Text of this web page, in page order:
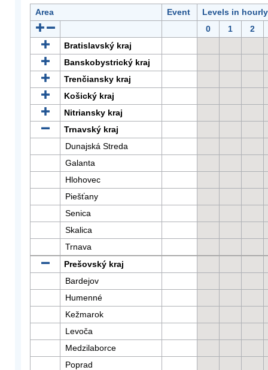
Area Event
Levels in
0
1
2
Bratislavský kraj
Banskobystrický kraj
Trenčiansky kraj
Košický kraj
Nitriansky kraj
Trnavský kraj
Dunajská Streda
Galanta
Hlohovec
Piešťany
Senica
Skalica
Trnava
Prešovský kraj
Bardejov
Humenné
Kežmarok
Levoča
Medzilaborce
Poprad